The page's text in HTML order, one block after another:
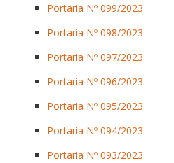
Portaria Nº 099/2023
Portaria Nº 098/2023
Portaria Nº 097/2023
Portaria Nº 096/2023
Portaria Nº 095/2023
Portaria Nº 094/2023
Portaria Nº 093/2023